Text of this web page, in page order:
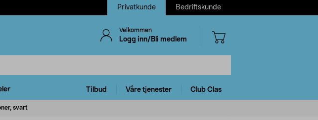
Privatkunde Bedriftskunde
Velkommen
Logg inn/Bli medlem
Tilbud Våre tjenester Club Clas
svart